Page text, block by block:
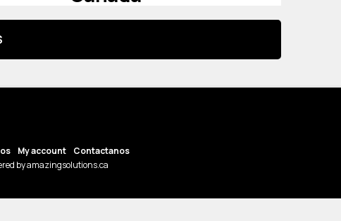
My account
Contactanos
by amazingsolutions.ca